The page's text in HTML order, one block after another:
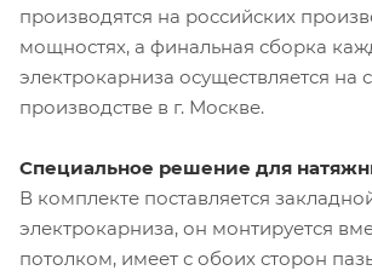
производятся на российских
мощностях, а финальная сборка
электрокарниза осуществляется на
производстве в г. Москве.
Специальное решение для
В комплекте поставляется
электрокарниза, он монтируется
потолком, имеет с обоих сторон